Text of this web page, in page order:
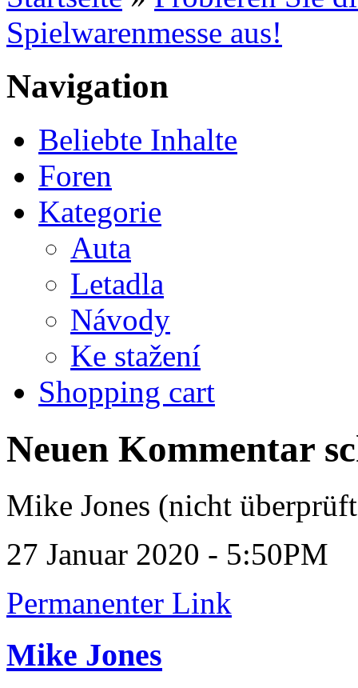
Spielwarenmesse aus!
Navigation
Beliebte Inhalte
Foren
Kategorie
Auta
Letadla
Návody
Ke stažení
Shopping cart
Neuen Kommentar
Mike Jones (nicht
27 Januar 2020 - 5:50PM
Permanenter Link
Mike Jones